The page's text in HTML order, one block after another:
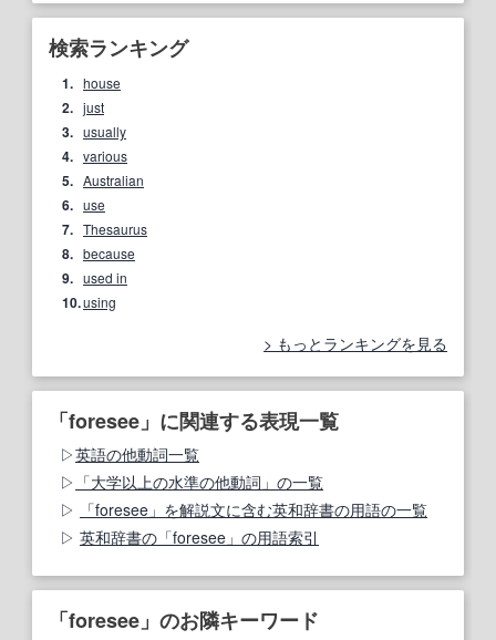
検索ランキング
1. house
2. just
3. usually
4. various
5. Australian
6. use
7. Thesaurus
8. because
9. used in
10.using
もっとランキングを見る
「foresee」に関連する表現一覧
英語の他動詞一覧
「大学以上の水準の他動詞」の一覧
「foresee」を解説文に含む英和辞書の用語の一覧
英和辞書の「foresee」の用語索引
「foresee」のお隣キーワード